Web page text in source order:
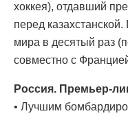
хоккея), отдавший
перед
мира в десятый раз
совместно с
Россия. Премьер-
• Лучшим